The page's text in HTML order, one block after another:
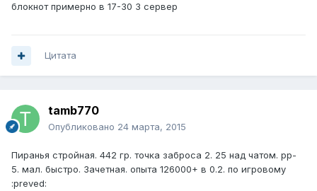
блокнот примерно в 17-30 3 сервер
Цитата
tamb770
Опубликовано 24 марта, 2015
Пиранья стройная. 442 гр. точка заброса 2. 25 над чатом. рр-
5. мал. быстро. Зачетная. опыта 126000+ в 0.2. по игровому
:preved: